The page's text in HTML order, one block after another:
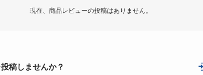
現在、商品レビューの投稿はありません。
稿しませんか？